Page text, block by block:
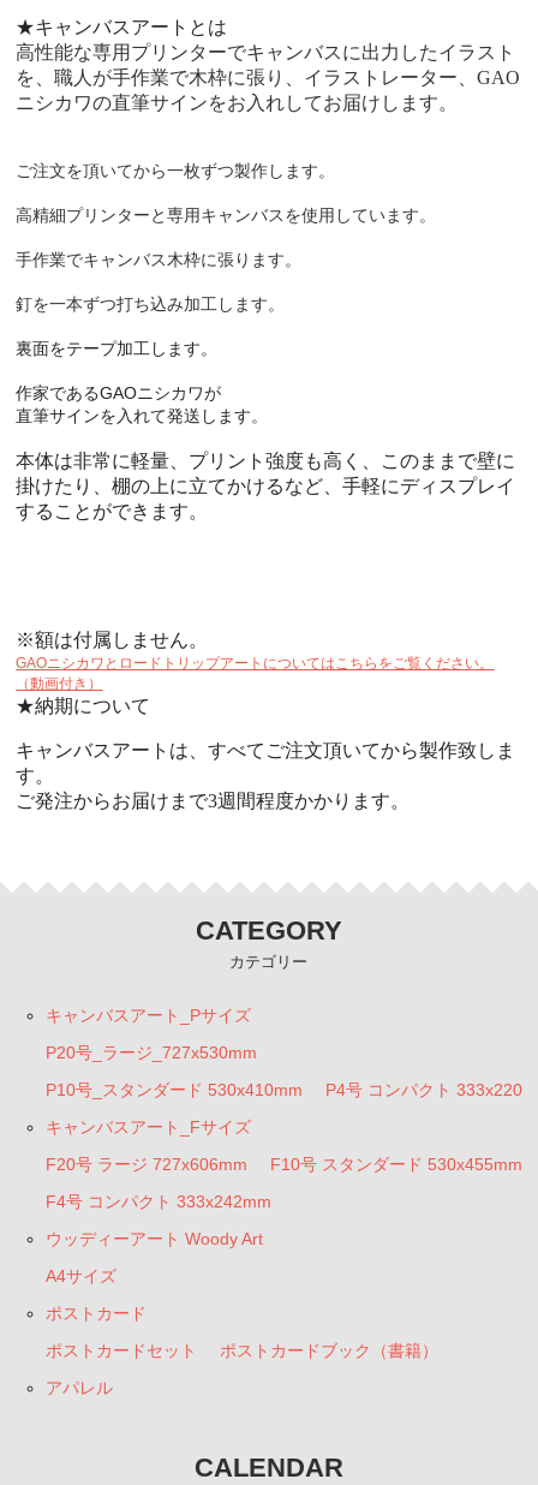
★キャンバスアートとは
高性能な専用プリンターでキャンバスに出力したイラスト
を、職人が手作業で木枠に張り、イラストレーター、GAO
ニシカワの直筆サインをお入れしてお届けします。
ご注文を頂いてから一枚ずつ製作します。
高精細プリンターと専用キャンバスを使用しています。
手作業でキャンバス木枠に張ります。
釘を一本ずつ打ち込み加工します。
裏面をテープ加工します。
作家であるGAOニシカワが
直筆サインを入れて発送します。
本体は非常に軽量、プリント強度も高く、このままで壁に
掛けたり、棚の上に立てかけるなど、手軽にディスプレイ
することができます。
※額は付属しません。
GAOニシカワとロードトリップアートについてはこちらをご覧ください。
（動画付き）
★納期について
キャンバスアートは、すべてご注文頂いてから製作致しま
す。
ご発注からお届けまで3週間程度かかります。
CATEGORY
カテゴリー
キャンバスアート_Pサイズ
P20号_ラージ_727x530mm
P10号_スタンダード 530x410mm
P4号 コンパクト
キャンバスアート_Fサイズ
F20号 ラージ 727x606mm
F10号 スタンダード 530x455mm
F4号 コンパクト 333x242mm
ウッディーアート Woody Art
A4サイズ
ポストカード
ポストカードセット
ポストカードブック（書籍）
アパレル
CALENDAR